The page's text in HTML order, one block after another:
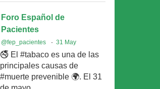
Foro Español de
Pacientes
@fep_pacientes · 31 May
🚭 El #tabaco es una de las
principales causas de
#muerte prevenible 🌍. El 31